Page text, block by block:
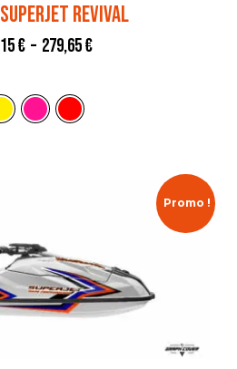
REVIVAL
€ – 279,65€
Promo !